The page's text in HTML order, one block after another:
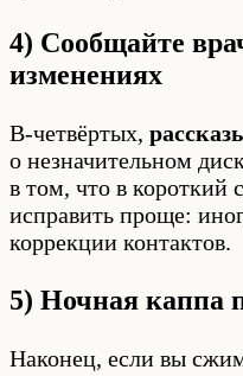
4) Сообщайте
изменениях
В-четвёртых,
о незначительном
в том, что в короткий
исправить проще:
коррекции контактов.
5) Ночная каппа
Наконец, если вы